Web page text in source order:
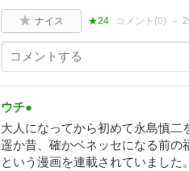
ナイス ★24 コメント(0)
ウチ●
大人になってから初めて永島慎二
遥か昔、確かベネッセになる前の
という漫画を連載されていまし